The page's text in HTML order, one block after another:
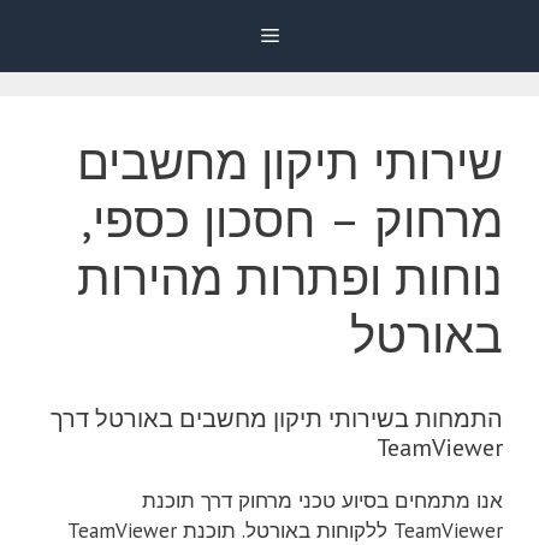
Menu
שירותי תיקון מחשבים
מרחוק – חסכון כספי,
נוחות ופתרות מהירות
באורטל
התמחות בשירותי תיקון מחשבים באורטל דרך
TeamViewer
אנו מתמחים בסיוע טכני מרחוק דרך תוכנת
TeamViewer ללקוחות באורטל. תוכנת TeamViewer